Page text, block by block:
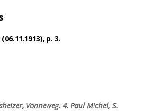
p. 3.
Vonneweg. 4. Paul Michel, S.